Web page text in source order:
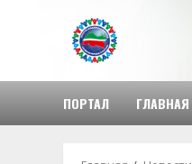
содержимому
ПОРТАЛ ГЛАВНАЯ